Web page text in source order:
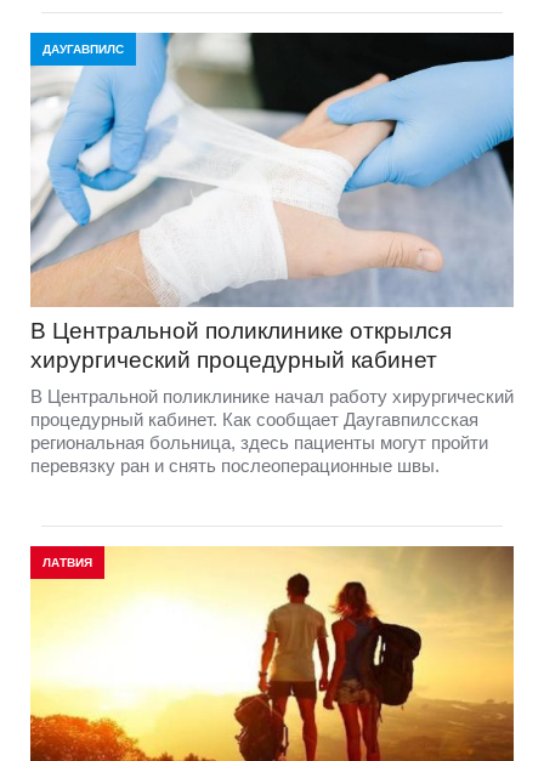
ДАУГАВПИЛС
В Центральной поликлинике открылся
хирургический процедурный кабинет
В Центральной поликлинике начал работу хирургический
процедурный кабинет. Как сообщает Даугавпилсская
региональная больница, здесь пациенты могут пройти
перевязку ран и снять послеоперационные швы.
ЛАТВИЯ